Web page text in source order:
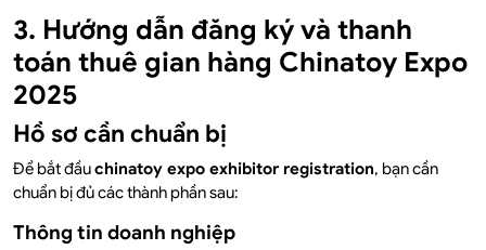
3. Hướng dẫn đăng ký và thanh
toán thuê gian hàng Chinatoy Expo
2025
Hồ sơ cần chuẩn bị
Để bắt đầuchinatoy expo exhibitor registration, bạn cần
chuẩn bị đủ các thành phần sau:
Thông tin doanh nghiệp